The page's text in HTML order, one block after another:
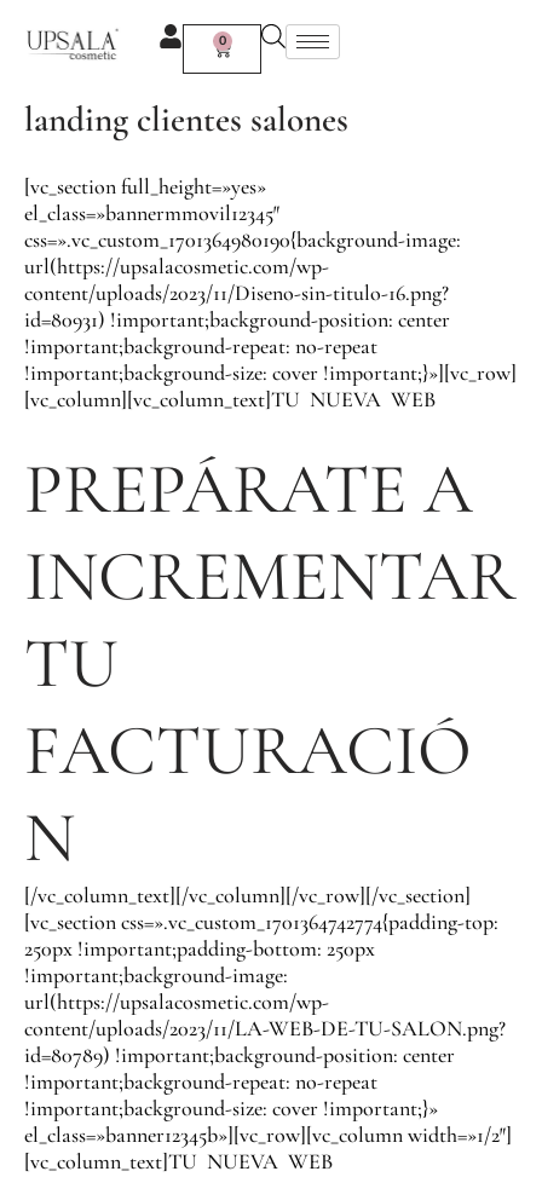
contenido
0
Carrito
landing clientes salones
[vc_section full_height=»yes»
el_class=»bannermmovil12345″
css=».vc_custom_1701364980190{background-image:
url(https://upsalacosmetic.com/wp-
content/uploads/2023/11/Diseno-sin-titulo-16.png?
id=80931) !important;background-position: center
!important;background-repeat: no-repeat
!important;background-size: cover !important;}»][vc_row]
[vc_column][vc_column_text]TU NUEVA WEB
PREPÁRATE A
INCREMENTAR
TU
FACTURACIÓ
N
[/vc_column_text][/vc_column][/vc_row][/vc_section]
[vc_section css=».vc_custom_1701364742774{padding-top:
250px !important;padding-bottom: 250px
!important;background-image:
url(https://upsalacosmetic.com/wp-
content/uploads/2023/11/LA-WEB-DE-TU-SALON.png?
id=80789) !important;background-position: center
!important;background-repeat: no-repeat
!important;background-size: cover !important;}»
el_class=»banner12345b»][vc_row][vc_column width=»1/2″]
[vc_column_text]TU NUEVA WEB